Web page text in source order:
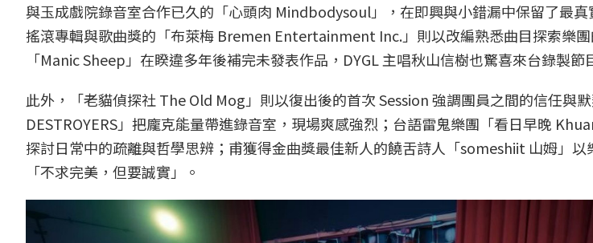
與玉成戲院錄音室合作已久的「心頭肉 Mindbodysoul」，在即興與小錯漏中保留了最
搖滾專輯與歌曲獎的「布萊梅 Bremen Entertainment Inc.」則以改編熟悉曲目探索樂
「Manic Sheep」在睽違多年後補完未發表作品，DYGL 主唱秋山信樹也驚喜來台錄製節
此外，「老貓偵探社 The Old Mog」則以復出後的首次 Session 強調團員之間的信任與
DESTROYERS」把龐克能量帶進錄音室，現場爽感強烈；台語雷鬼樂團「看日早晚
探討日常中的疏離與哲學思辨；甫獲得金曲獎最佳新人的饒舌詩人「someshiit 山姆」以
「不求完美，但要誠實」。